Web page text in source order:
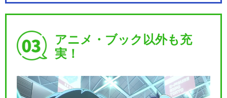
アニメ・ブック以外も充
実！